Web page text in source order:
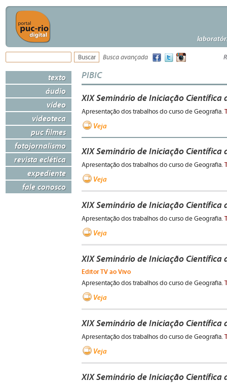
Busca avançada
texto
áudio
vídeo
videoteca
puc filmes
fotojornalismo
revista eclética
expediente
fale conosco
PIBIC
XIX Seminário de Iniciação Científica
Apresentação dos trabalhos do curso de Geografia.
Veja
XIX Seminário de Iniciação Científica
Apresentação dos trabalhos do curso de Geografia.
Veja
XIX Seminário de Iniciação Científica
Apresentação dos trabalhos do curso de Geografia.
Veja
XIX Seminário de Iniciação Científica
Editor TV ao Vivo
Apresentação dos trabalhos do curso de Geografia.
Veja
XIX Seminário de Iniciação Científica
Apresentação dos trabalhos do curso de Geografia.
Veja
XIX Seminário de Iniciação Científica